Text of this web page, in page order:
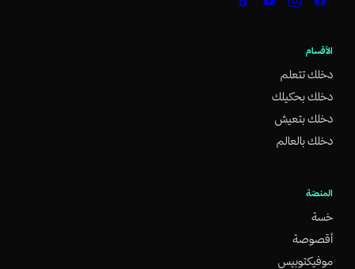
الأقسام
دخلك تتعلم
دخلك بحكيلك
دخلك بتعيش
دخلك بالعالم
المنصّة
خسة
أقصوصة
موفيكتوبيس